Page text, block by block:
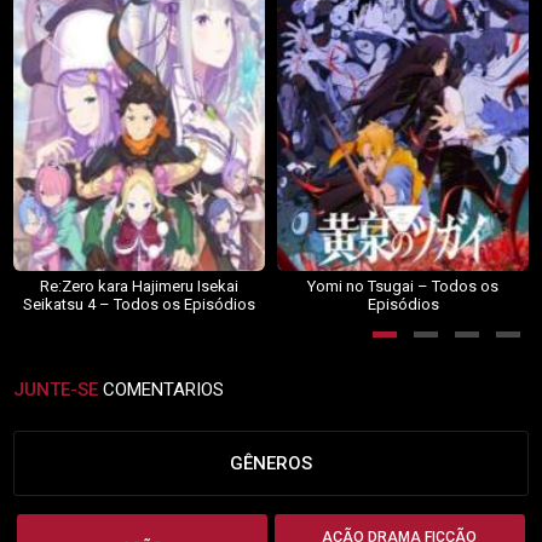
Re:Zero kara Hajimeru Isekai
Seikatsu 4 – Todos os Episódios
Yomi no Tsugai – Todos os
Episódios
JUNTE-SE COMENTARIOS
GÊNEROS
AÇÃO DRAMA FICÇÃO